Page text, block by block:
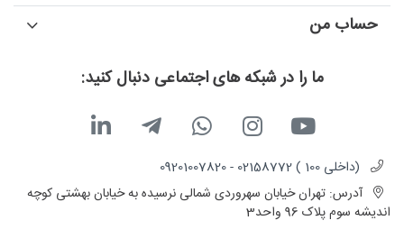
ما را در شبکه های اجتماعی دنبال کنید:
(داخلی 100 ) 02158772 - 09201007820
آدرس: تهران خیابان سهروردی شمالی نرسیده به خیابان بهشتی کوچه
اندیشه سوم پلاک 96 واحد3
حساب من